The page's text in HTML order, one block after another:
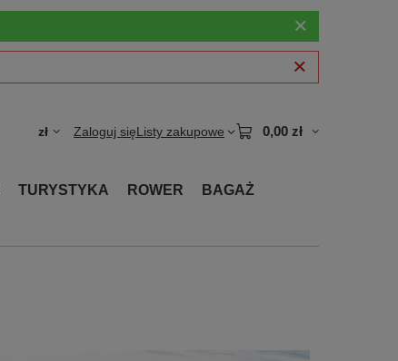
zł Zaloguj sięListy zakupowe 0,00 zł
TURYSTYKA ROWER
BAGAŻ